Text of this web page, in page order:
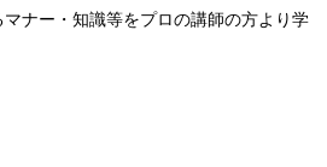
ナー・知識等をプロの講師の方より学